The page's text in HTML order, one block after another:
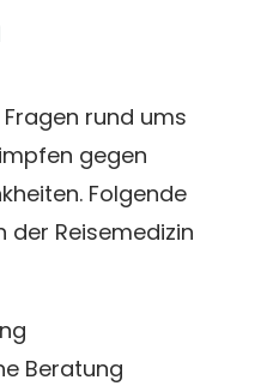
rund ums
gegen
Folgende
der Reisemedizin
Beratung